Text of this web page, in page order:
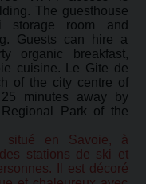
The guesthouse
room and
Guests can hire a
organic breakfast,
cuisine. Le Gite de
of the city centre of
minutes away by
Park of the
situé en Savoie, à
stations de ski et
Il est décoré